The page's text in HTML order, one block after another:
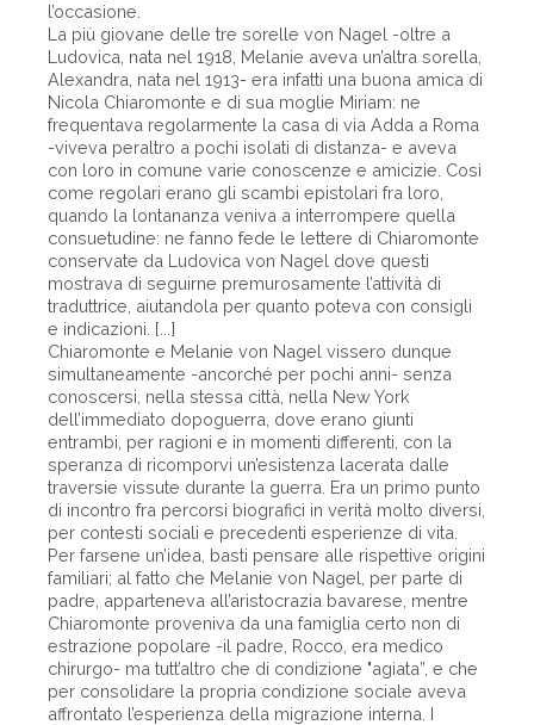
l’occasione.
La più giovane delle tre sorelle von Nagel -oltre a
Ludovica, nata nel 1918, Melanie aveva un’altra sorella,
Alexandra, nata nel 1913- era infatti una buona amica di
Nicola Chiaromonte e di sua moglie Miriam: ne
frequentava regolarmente la casa di via Adda a Roma
-viveva peraltro a pochi isolati di distanza- e aveva
con loro in comune varie conoscenze e amicizie. Così
come regolari erano gli scambi epistolari fra loro,
quando la lontananza veniva a interrompere quella
consuetudine: ne fanno fede le lettere di Chiaromonte
conservate da Ludovica von Nagel dove questi
mostrava di seguirne premurosamente l’attività di
traduttrice, aiutandola per quanto poteva con consigli
e indicazioni. [...]
Chiaromonte e Melanie von Nagel vissero dunque
simultaneamente -ancorché per pochi anni- senza
conoscersi, nella stessa città, nella New York
dell’immediato dopoguerra, dove erano giunti
entrambi, per ragioni e in momenti differenti, con la
speranza di ricomporvi un’esistenza lacerata dalle
traversie vissute durante la guerra. Era un primo punto
di incontro fra percorsi biografici in verità molto diversi,
per contesti sociali e precedenti esperienze di vita.
Per farsene un’idea, basti pensare alle rispettive origini
familiari; al fatto che Melanie von Nagel, per parte di
padre, apparteneva all’aristocrazia bavarese, mentre
Chiaromonte proveniva da una famiglia certo non di
estrazione popolare -il padre, Rocco, era medico
chirurgo- ma tutt’altro che di condizione "agiata”, e che
per consolidare la propria condizione sociale aveva
affrontato l’esperienza della migrazione interna. I